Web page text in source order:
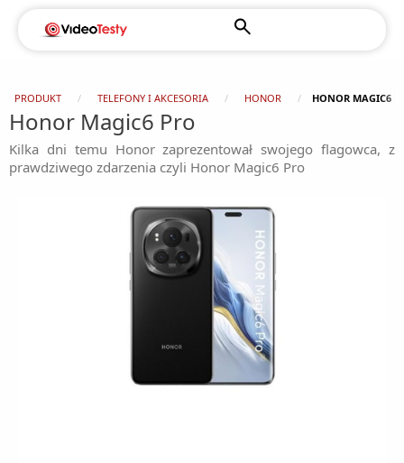
PRODUKT TELEFONY I AKCESORIA HONOR HONOR MAGIC6
Honor Magic6 Pro
Kilka dni temu Honor zaprezentował swojego flagowca, z
prawdziwego zdarzenia czyli Honor Magic6 Pro